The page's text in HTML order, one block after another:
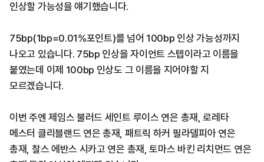
인상할 가능성을 얘기했습니다.
75bp(1bp=0.01%포인트)를 넘어 100bp 인상 가능성까지
나오고 있습니다. 75bp 인상을 자이언트 스텝이라고 이름을
붙였는데 이제 100bp 인상도 그 이름을 지어야할 지
모르겠습니다.
이번 주엔 제임스 불러드 세인트 루이스 연은 총재, 로레타
메스터 클리블랜드 연은 총재, 패트릭 하커 필라델피아 연은
총재, 찰스 에반스 시카고 연은 총재, 토마스 바킨 리치먼드 연은